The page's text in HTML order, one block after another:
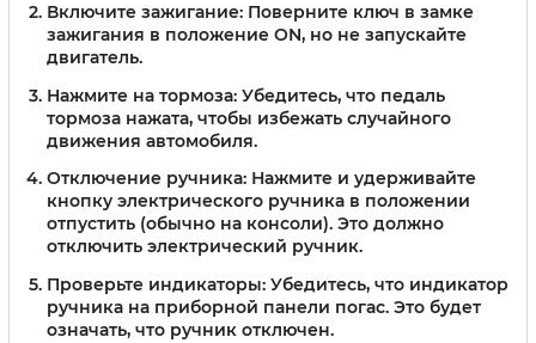
Включите зажигание: Поверните ключ в замке
зажигания в положение ON, но не запускайте
двигатель.
Нажмите на тормоза: Убедитесь, что педаль
тормоза нажата, чтобы избежать случайного
движения автомобиля.
Отключение ручника: Нажмите и удерживайте
кнопку электрического ручника в положении
отпустить (обычно на консоли). Это должно
отключить электрический ручник.
Проверьте индикаторы: Убедитесь, что индикатор
ручника на приборной панели погас. Это будет
означать, что ручник отключен.